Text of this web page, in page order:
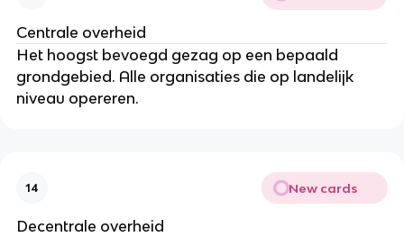
Centrale overheid
Het hoogst bevoegd gezag op een bepaald
grondgebied. Alle organisaties die op landelijk
niveau opereren.
14 New cards
Decentrale overheid